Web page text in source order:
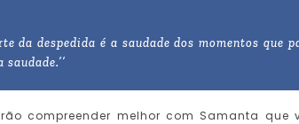
da despedida é a saudade dos momentos
compreender melhor com Samanta